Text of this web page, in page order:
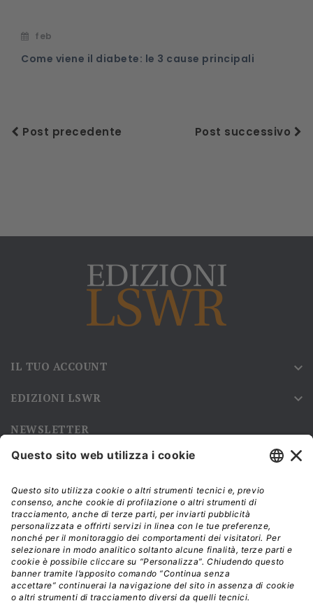
feb
Come viene il diabete: le 3 cause principali
Post precedente Post successivo
IL TUO ACCOUNT 
EDIZIONI LSWR 
NEWSLETTER
Iscriviti alla nostra newsletter e rimani sempre aggiornato sulle
Modalità di acquisto e tempi di spedizione
Diritto di recesso
Privacy policy
Termini e condizioni d'uso